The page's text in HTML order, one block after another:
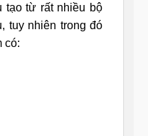
tạo từ rất nhiều bộ
tuy nhiên trong đó
có: